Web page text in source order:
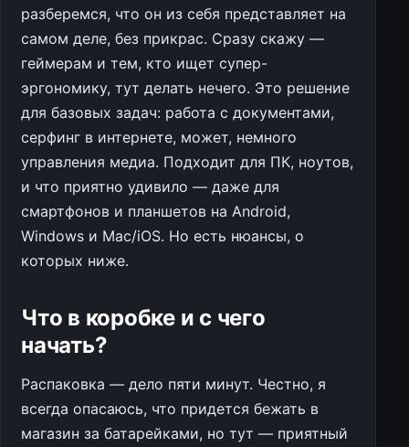
разберемся, что он из себя представляет на
самом деле, без прикрас. Сразу скажу —
геймерам и тем, кто ищет супер-
эргономику, тут делать нечего. Это решение
для базовых задач: работа с документами,
серфинг в интернете, может, немного
управления медиа. Подходит для ПК, ноутов,
и что приятно удивило — даже для
смартфонов и планшетов на Android,
Windows и Mac/iOS. Но есть нюансы, о
которых ниже.
Что в коробке и с чего
начать?
Распаковка — дело пяти минут. Честно, я
всегда опасаюсь, что придется бежать в
магазин за батарейками, но тут — приятный